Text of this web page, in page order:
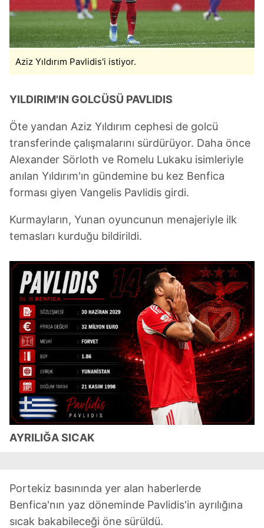
Çerezlere ilişkin tercihlerinizi aşağıda yer alan panel
vasıtasıyla belirleyebilirsiniz. Çerezlere ilişkin detaylı bilgi
için Ayarlar butonuna tıklayabilir, Çerez Bilgilendirme
Metnimiziziyaret edebilirsiniz.
6698 sayılı Kişisel Verilerin Korunması Kanunu uyarınca
ilgili mevzuata uygun olarak kullanılan çerezlerle ilgili bilgi
Aziz Yıldırım Pavlidis'i istiyor.
YILDIRIM'IN GOLCÜSÜ PAVLIDIS
Öte yandan Aziz Yıldırım cephesi de golcü
transferinde çalışmalarını sürdürüyor. Daha önce
Alexander Sörloth ve Romelu Lukaku isimleriyle
anılan Yıldırım'ın gündemine bu kez Benfica
forması giyen Vangelis Pavlidis girdi.
Kurmayların, Yunan oyuncunun menajeriyle ilk
temasları kurduğu bildirildi.
AYRILIĞA SICAK
Portekiz basınında yer alan haberlerde
Benfica'nın yaz döneminde Pavlidis'in ayrılığına
sıcak bakabileceği öne sürüldü.